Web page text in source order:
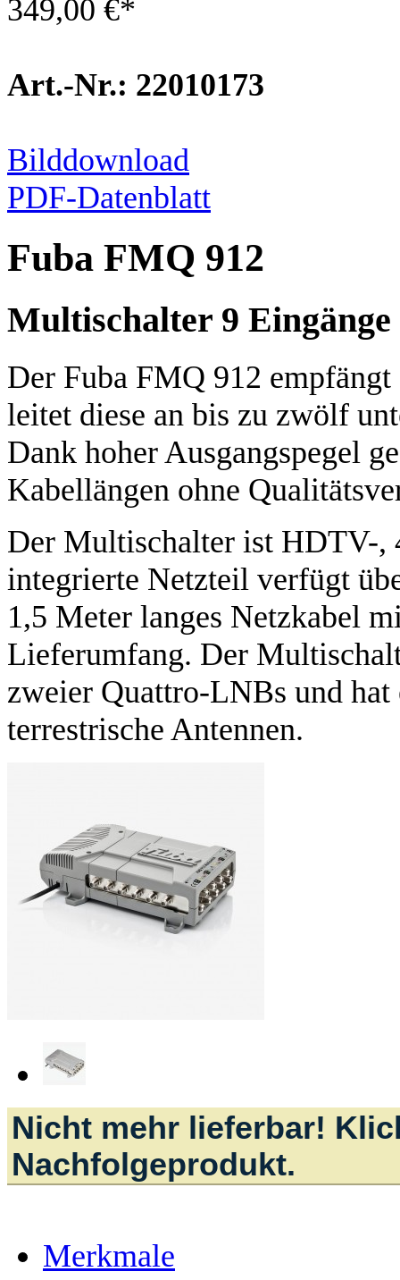
349,00 €*
Art.-Nr.: 22010173
Bilddownload
PDF-Datenblatt
Fuba FMQ 912
Multischalter 9 Eingänge
Der Fuba FMQ 912
leitet diese an bis zu zwölf
Dank hoher Ausgangspegel
Kabellängen ohne
Der Multischalter ist HDTV-,
integrierte Netzteil verfügt
1,5 Meter langes Netzkabel
Lieferumfang. Der
zweier Quattro-LNBs und
terrestrische Antennen.
Nicht mehr lieferbar!
Nachfolgeprodukt.
Merkmale